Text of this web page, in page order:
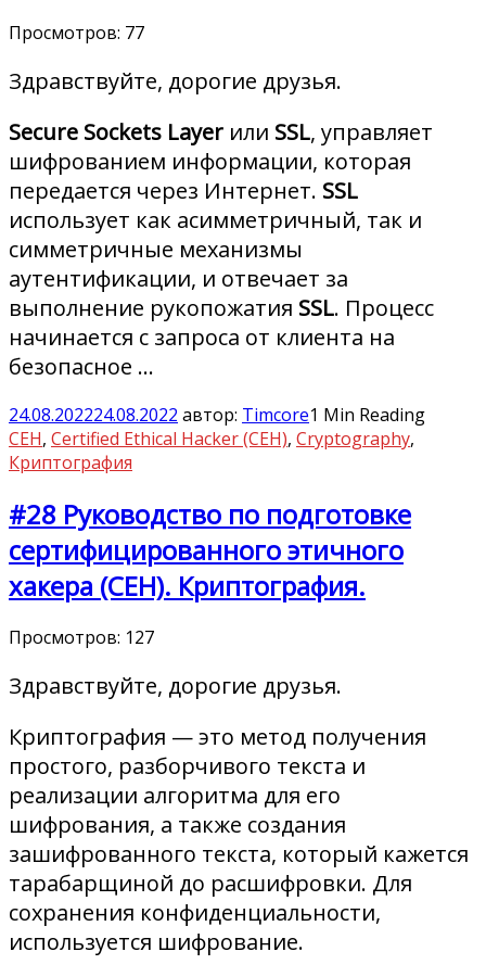
Просмотров: 77
Здравствуйте, дорогие друзья.
Secure Sockets Layer или SSL, управляет
шифрованием информации, которая
передается через Интернет. SSL
использует как асимметричный, так и
симметричные механизмы
аутентификации, и отвечает за
выполнение рукопожатия SSL. Процесс
начинается с запроса от клиента на
безопасное …
24.08.202224.08.2022 автор: Timcore1 Min Reading
CEH, Certified Ethical Hacker (CEH), Cryptography,
Криптография
#28 Руководство по подготовке
сертифицированного этичного
хакера (CEH). Криптография.
Просмотров: 127
Здравствуйте, дорогие друзья.
Криптография — это метод получения
простого, разборчивого текста и
реализации алгоритма для его
шифрования, а также создания
зашифрованного текста, который кажется
тарабарщиной до расшифровки. Для
сохранения конфиденциальности,
используется шифрование.